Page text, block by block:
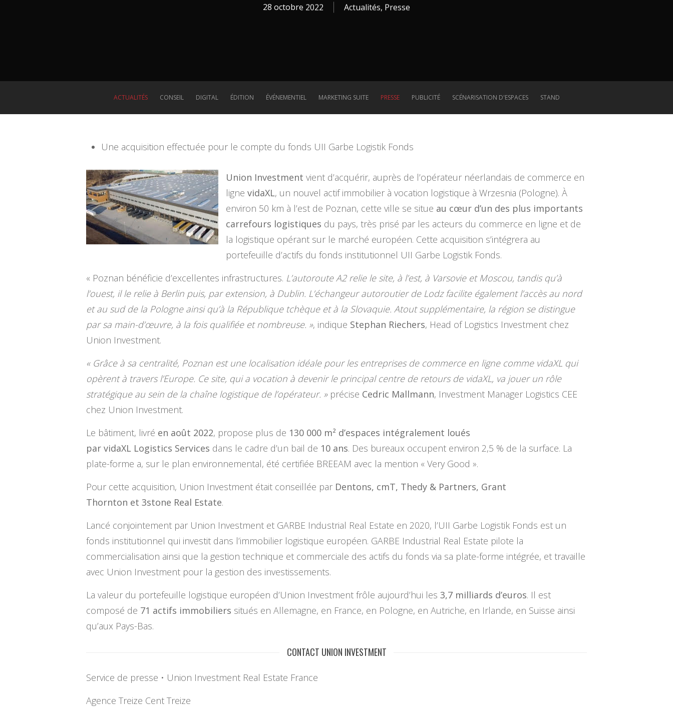
28 octobre 2022 Actualités, Presse
ACTUALITÉS CONSEIL DIGITAL ÉDITION ÉVÉNEMENTIEL MARKETING SUITE PRESSE PUBLICITÉ SCÉNARISATION D'ESPACES STAND
Une acquisition effectuée pour le compte du fonds UII Garbe Logistik Fonds
Union Investment vient d’acquérir, auprès de l’opérateur néerlandais de commerce en
lignevidaXL, un nouvel actif immobilier à vocation logistique à Wrzesnia (Pologne). À
environ 50 km à l’est de Poznan, cette ville se situe au cœur d’un des plus importants
carrefours logistiques du pays, très prisé par les acteurs du commerce en ligne et de
la logistique opérant sur le marché européen. Cette acquisition s’intégrera au
portefeuille d’actifs du fonds institutionnel UII Garbe Logistik Fonds.
« Poznan bénéficie d’excellentes infrastructures. L’autoroute A2 relie le site, à l’est, à Varsovie et Moscou, tandis qu’à
l’ouest, il le relie à Berlin puis, par extension, à Dublin. L’échangeur autoroutier de Lodz facilite également l’accès au nord
et au sud de la Pologne ainsi qu’à la République tchèque et à la Slovaquie. Atout supplémentaire, la région se distingue
par sa main-d’œuvre, à la fois qualifiée et nombreuse. », indique Stephan Riechers, Head of Logistics Investment chez
Union Investment.
« Grâce à sa centralité, Poznan est une localisation idéale pour les entreprises de commerce en ligne comme vidaXL qui
opèrent à travers l’Europe. Ce site, qui a vocation à devenir le principal centre de retours de vidaXL, va jouer un rôle
stratégique au sein de la chaîne logistique de l’opérateur. »précise Cedric Mallmann, Investment Manager Logistics CEE
chez Union Investment.
Le bâtiment, livré en août 2022, propose plus de 130 000 m² d’espaces intégralement loués
par vidaXL Logistics Services dans le cadre d’un bail de 10 ans. Des bureaux occupent environ 2,5 % de la surface. La
plate-forme a, sur le plan environnemental, été certifiée BREEAM avec la mention « Very Good ».
Pour cette acquisition, Union Investment était conseillée par Dentons, cmT, Thedy & Partners, Grant
Thornton et 3stone Real Estate.
Lancé conjointement par Union Investment et GARBE Industrial Real Estate en 2020, l’UII Garbe Logistik Fonds est un
fonds institutionnel qui investit dans l’immobilier logistique européen. GARBE Industrial Real Estate pilote la
commercialisation ainsi que la gestion technique et commerciale des actifs du fonds via sa plate-forme intégrée, et travaille
avec Union Investment pour la gestion des investissements.
La valeur du portefeuille logistique européen d’Union Investment frôle aujourd’hui les 3,7 milliards d’euros. Il est
composé de 71 actifs immobiliers situés en Allemagne, en France, en Pologne, en Autriche, en Irlande, en Suisse ainsi
qu’aux Pays-Bas.
CONTACT UNION INVESTMENT
Service de presse • Union Investment Real Estate France
Agence Treize Cent Treize